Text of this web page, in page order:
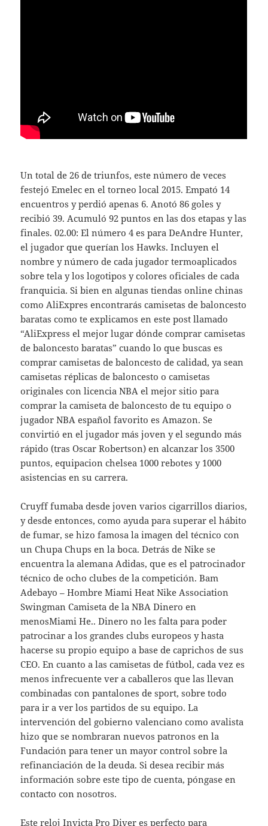
Un total de 26 de triunfos, este número de veces
festejó Emelec en el torneo local 2015. Empató 14
encuentros y perdió apenas 6. Anotó 86 goles y
recibió 39. Acumuló 92 puntos en las dos etapas y las
finales. 02.00: El número 4 es para DeAndre Hunter,
el jugador que querían los Hawks. Incluyen el
nombre y número de cada jugador termoaplicados
sobre tela y los logotipos y colores oficiales de cada
franquicia. Si bien en algunas tiendas online chinas
como AliExpres encontrarás camisetas de baloncesto
baratas como te explicamos en este post llamado
“AliExpress el mejor lugar dónde comprar camisetas
de baloncesto baratas” cuando lo que buscas es
comprar camisetas de baloncesto de calidad, ya sean
camisetas réplicas de baloncesto o camisetas
originales con licencia NBA el mejor sitio para
comprar la camiseta de baloncesto de tu equipo o
jugador NBA español favorito es Amazon. Se
convirtió en el jugador más joven y el segundo más
rápido (tras Oscar Robertson) en alcanzar los 3500
puntos, equipacion chelsea 1000 rebotes y 1000
asistencias en su carrera.
Cruyff fumaba desde joven varios cigarrillos diarios,
y desde entonces, como ayuda para superar el hábito
de fumar, se hizo famosa la imagen del técnico con
un Chupa Chups en la boca. Detrás de Nike se
encuentra la alemana Adidas, que es el patrocinador
técnico de ocho clubes de la competición. Bam
Adebayo – Hombre Miami Heat Nike Association
Swingman Camiseta de la NBA Dinero en
menosMiami He.. Dinero no les falta para poder
patrocinar a los grandes clubs europeos y hasta
hacerse su propio equipo a base de caprichos de sus
CEO. En cuanto a las camisetas de fútbol, cada vez es
menos infrecuente ver a caballeros que las llevan
combinadas con pantalones de sport, sobre todo
para ir a ver los partidos de su equipo. La
intervención del gobierno valenciano como avalista
hizo que se nombraran nuevos patronos en la
Fundación para tener un mayor control sobre la
refinanciación de la deuda. Si desea recibir más
información sobre este tipo de cuenta, póngase en
contacto con nosotros.
Este reloj Invicta Pro Diver es perfecto para